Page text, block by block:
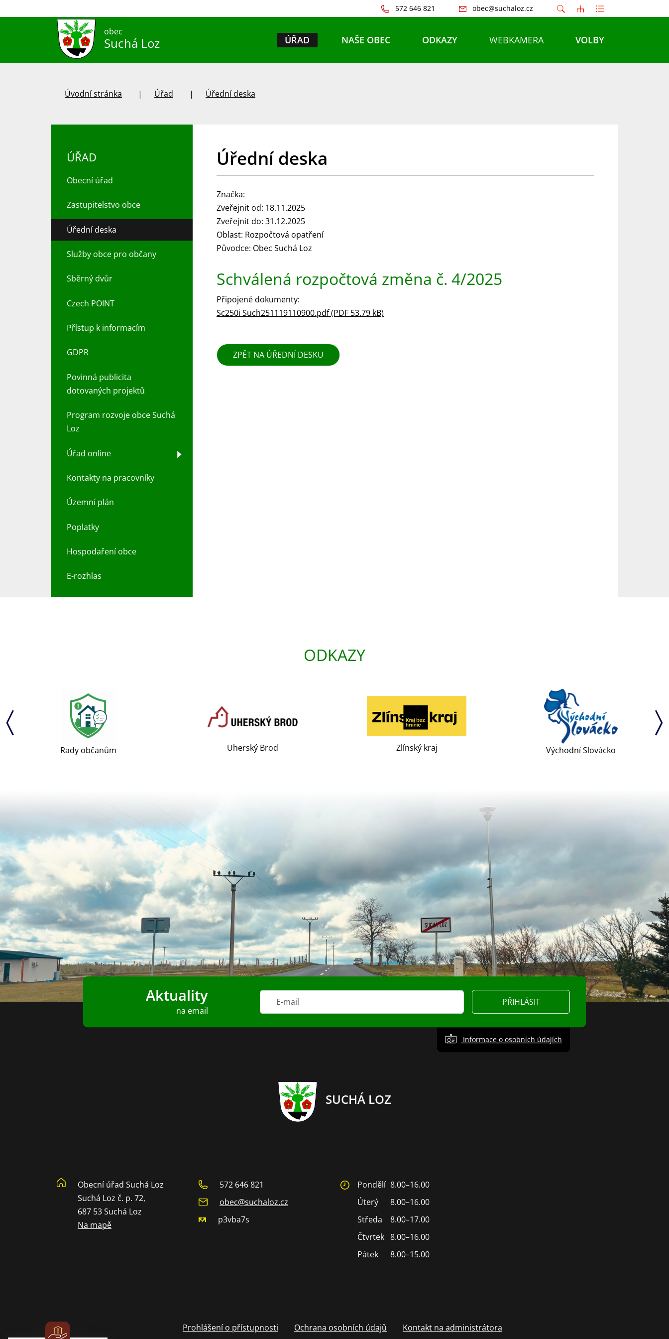
572 646 821 obec@suchaloz.cz
obec
Suchá Loz ÚŘAD NAŠE OBEC ODKAZY WEBKAMERA VOLBY
Úvodní stránka Úřad Úřední deska
Úřední deska
Značka:
Zveřejnit od: 18.11.2025
Zveřejnit do: 31.12.2025
Oblast: Rozpočtová opatření
Původce: Obec Suchá Loz
Schválená rozpočtová změna č. 4/2025
Připojené dokumenty:
Sc250i Such251119110900.pdf (PDF 53.79 kB)
ZPĚT NA ÚŘEDNÍ DESKU
ÚŘAD
Obecní úřad
Zastupitelstvo obce
Úřední deska
Služby obce pro občany
Sběrný dvůr
Czech POINT
Přístup k informacím
GDPR
Povinná publicita
dotovaných projektů
Program rozvoje obce Suchá
Loz
Úřad online
Kontakty na pracovníky
Územní plán
Poplatky
Hospodaření obce
E-rozhlas
ODKAZY
Rady občanům Uherský Brod Zlínský kraj Východní Slovácko
Aktuality
na email
PŘIHLÁSIT
Informace o osobních údajích
SUCHÁ LOZ
Obecní úřad Suchá Loz
Suchá Loz č. p. 72,
687 53 Suchá Loz
Na mapě
572 646 821
obec@suchaloz.cz
p3vba7s
Pondělí 8.00–16.00
Úterý
8.00–16.00
Středa
8.00–17.00
Čtvrtek 8.00–16.00
Pátek
8.00–15.00
Prohlášení o přístupnosti Ochrana osobních údajů Kontakt na administrátora